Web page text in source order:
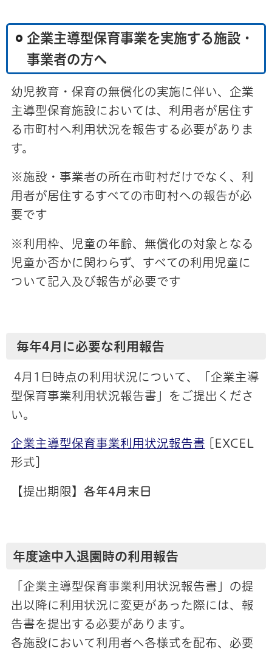
企業主導型保育事業を実施する施設・
事業者の方へ
幼児教育・保育の無償化の実施に伴い、企業
主導型保育施設においては、利用者が居住す
る市町村へ利用状況を報告する必要がありま
す。
※施設・事業者の所在市町村だけでなく、利
用者が居住するすべての市町村への報告が必
要です
※利用枠、児童の年齢、無償化の対象となる
児童か否かに関わらず、すべての利用児童に
ついて記入及び報告が必要です
毎年4月に必要な利用報告
4月1日時点の利用状況について、「企業主導
型保育事業利用状況報告書」をご提出くださ
い。
企業主導型保育事業利用状況報告書 [EXCEL
形式]
【提出期限】 各年4月末日
年度途中入退園時の利用報告
「企業主導型保育事業利用状況報告書」の提
出以降に利用状況に変更があった際には、報
告書を提出する必要があります。
各施設において利用者へ各様式を配布、必要